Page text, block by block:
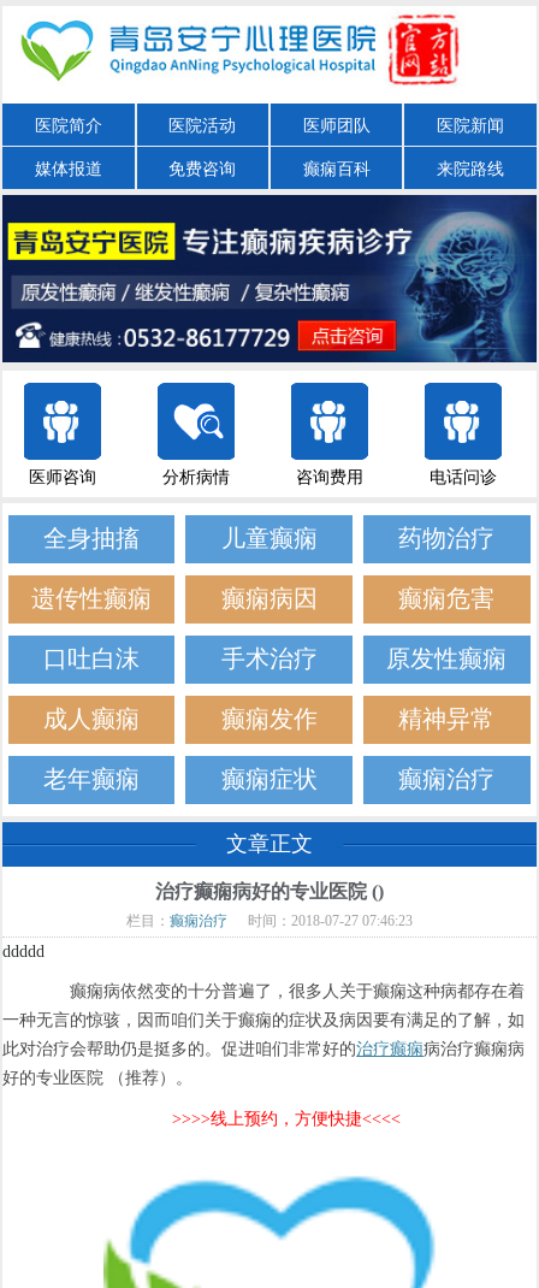
医院简介 医院活动 医师团队 医院新闻
媒体报道 免费咨询 癫痫百科 来院路线
医师咨询 分析病情 咨询费用 电话问诊
全身抽搐 儿童癫痫 药物治疗
遗传性癫痫 癫痫病因 癫痫危害
口吐白沫 手术治疗 原发性癫痫
成人癫痫 癫痫发作 精神异常
老年癫痫 癫痫症状 癫痫治疗
文章正文
治疗癫痫病好的专业医院 ()
栏目： 癫痫治疗 时间：2018-07-27 07:46:23
ddddd
癫痫病依然变的十分普遍了，很多人关于癫痫这种病都存在着
一种无言的惊骇，因而咱们关于癫痫的症状及病因要有满足的了解，如
此对治疗会帮助仍是挺多的。促进咱们非常好的治疗癫痫病治疗癫痫病
好的专业医院 （推荐）。
>>>>线上预约，方便快捷<<<<